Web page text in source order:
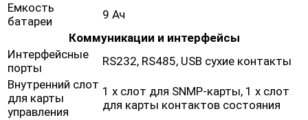
Емкость
батареи
9 Ач
Коммуникации и интерфейсы
Интерфейсные
порты
RS232, RS485, USB сухие контакты
Внутренний слот
для карты
управления
1 х слот для SNMP-карты, 1 х слот
для карты контактов состояния